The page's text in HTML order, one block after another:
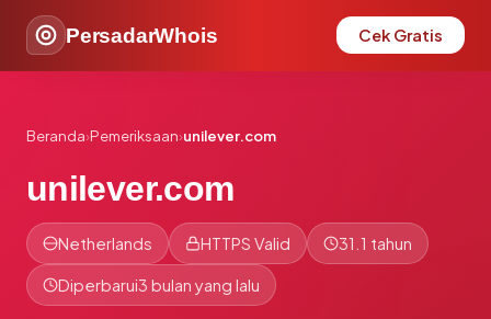
PersadarWhois Cek Gratis
Beranda›Pemeriksaan›unilever.com
unilever.com
Netherlands HTTPS Valid 31.1 tahun
Diperbarui3 bulan yang lalu